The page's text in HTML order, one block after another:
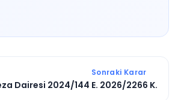
Sonraki Karar
Dairesi 2024/144 E. 2026/2266 K.